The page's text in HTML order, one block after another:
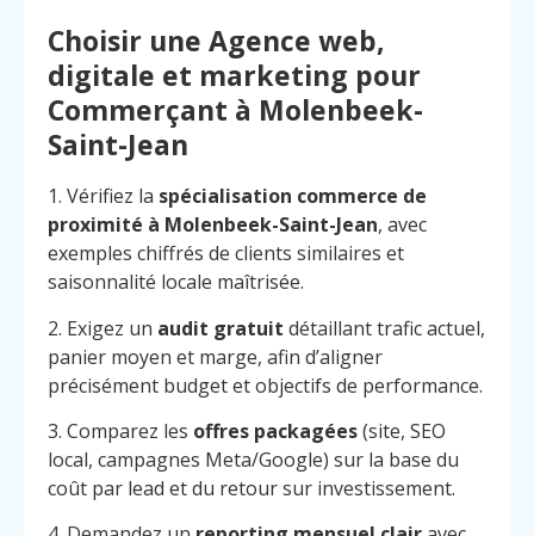
Choisir une Agence web,
digitale et marketing pour
Commerçant à Molenbeek-
Saint-Jean
1. Vérifiez la spécialisation commerce de
proximité à Molenbeek-Saint-Jean, avec
exemples chiffrés de clients similaires et
saisonnalité locale maîtrisée.
2. Exigez un audit gratuit détaillant trafic actuel,
panier moyen et marge, afin d’aligner
précisément budget et objectifs de performance.
3. Comparez les offres packagées(site, SEO
local, campagnes Meta/Google) sur la base du
coût par lead et du retour sur investissement.